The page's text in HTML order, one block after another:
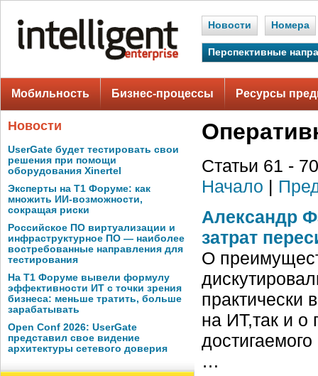
Новости Номера
Перспективные
Мобильность Бизнес-процессы Ресурсы
Новости
UserGate будет тестировать свои
решения при помощи
оборудования Xinertel
Эксперты на Т1 Форуме: как
множить ИИ-возможности,
сокращая риски
Российское ПО виртуализации и
инфраструктурное ПО — наиболее
востребованные направления для
тестирования
На Т1 Форуме вывели формулу
эффективности ИТ с точки зрения
бизнеса: меньше тратить, больше
зарабатывать
Open Conf 2026: UserGate
представил свое видение
архитектуры сетевого доверия
Статьи 61 -
Начало |
Александр
затрат
О
практически
на ИТ,так и о
…